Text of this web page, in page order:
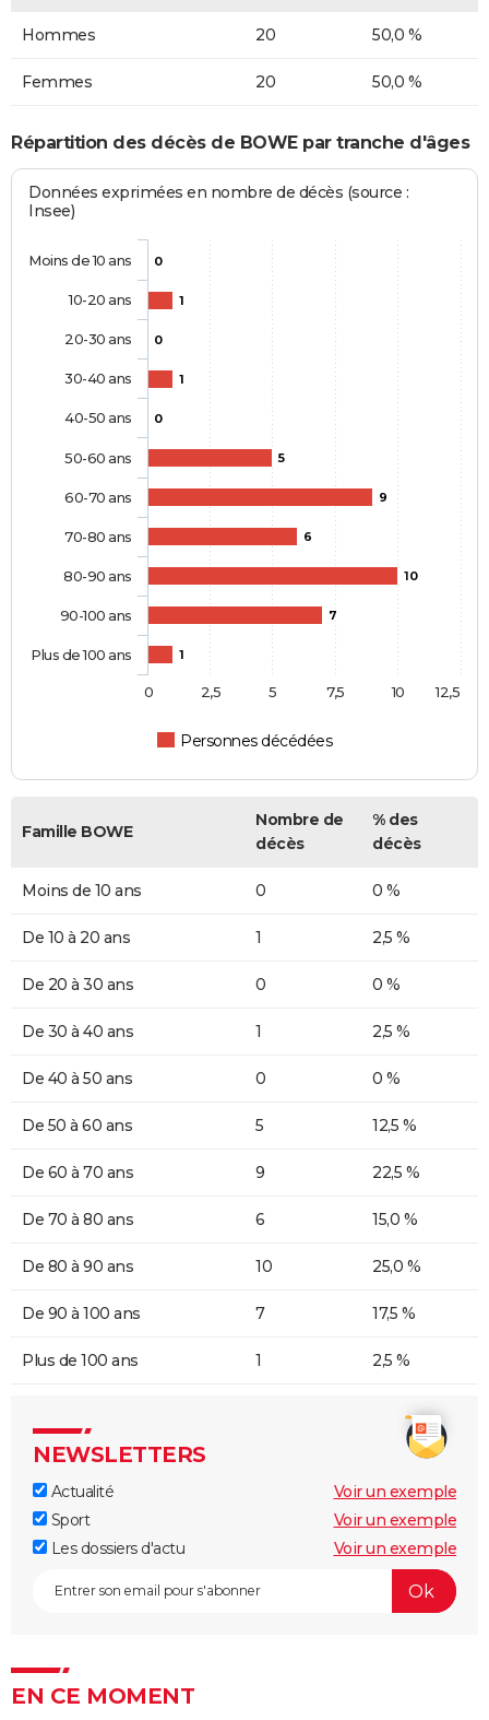
Hommes 20 50,0 %
Femmes 20 50,0 %
Répartition des décès de BOWE par tranche d'âges
Données exprimées en nombre de décès (source :
Insee)
0
1
0
1
0
5
9
6
10
7
1
Personnes décédées
Moins de 10 ans
10-20 ans
20-30 ans
30-40 ans
40-50 ans
50-60 ans
60-70 ans
70-80 ans
80-90 ans
90-100 ans
Plus de 100 ans
0 10
2,5 5 7,5 12,5
Famille BOWE
Nombre de
décès
% des
décès
Moins de 10 ans 0 0 %
De 10 à 20 ans 1 2,5 %
De 20 à 30 ans 0 0 %
De 30 à 40 ans 1 2,5 %
De 40 à 50 ans 0 0 %
De 50 à 60 ans 5 12,5 %
De 60 à 70 ans 9 22,5 %
De 70 à 80 ans 6 15,0 %
De 80 à 90 ans 10 25,0 %
De 90 à 100 ans 7 17,5 %
Plus de 100 ans 1 2,5 %
NEWSLETTERS
Actualité
Voir un exemple
Sport
Voir un exemple
Les dossiers d'actu
Voir un exemple
EN CE MOMENT